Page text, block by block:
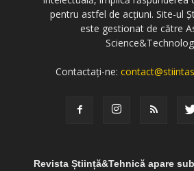
pentru astfel de acțiuni. Site-ul
este gestionat de către
Contactați-ne:
Revista Știință&Tehnică apare